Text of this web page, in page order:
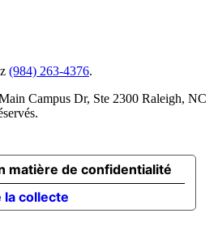
(984) 263-4376.
Campus Dr, Ste 2300 Raleigh, NC
la collecte
matière de confidentialité